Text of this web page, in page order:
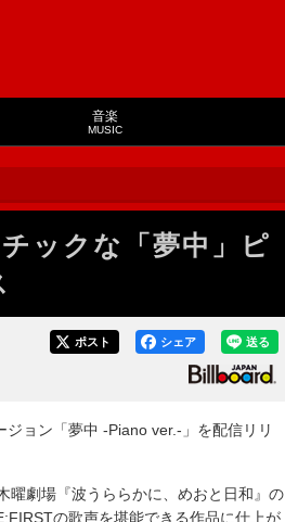
音楽
MUSIC
ックな「夢中」ピ
送る
シェア
ポスト
ョン「夢中 -Piano ver.-」を配信リリ
劇場『波うららかに、めおと日和』の
の歌声を堪能できる作品に仕上が